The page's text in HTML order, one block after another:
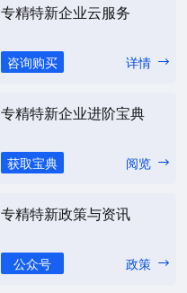
专精特新企业云服务
咨询购买 详情
专精特新企业进阶宝典
获取宝典 阅览
专精特新政策与资讯
公众号 政策